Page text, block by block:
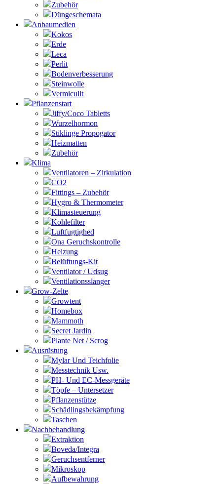
Zubehör
Düngeschemata
Anbaumedien
Kokos
Erde
Leca
Perlit
Bodenverbesserung
Steinwolle
Vermiculit
Pflanzenstart
Jiffy/Coco Tabletts
Wurzelhormon
Stiklinge Propogator
Heizmatten
Zubehör
Klima
Ventilatoren – Zirkulation
CO2
Fittings – Zubehör
Hygro & Thermometer
Klimasteuerung
Kohlefilter
Luftfugtighed
Ona Geruchskontrolle
Heizung
Belüftungs-Kit
Ventilator / Udsug
Ventilationsslanger
Grow-Zelte
Growtent
Homebox
Mammoth
Secret Jardin
Plante Net / Scrog
Ausrüstung
Mylar Und Teichfolie
Messtechnik Usw.
PH- Und EC-Messgeräte
Töpfe – Untersetzer
Pflanzenstütze
Schädlingsbekämpfung
Taschen
Nachbehandlung
Extraktion
Boveda/Integra
Geruchsentferner
Mikroskop
Aufbewahrung